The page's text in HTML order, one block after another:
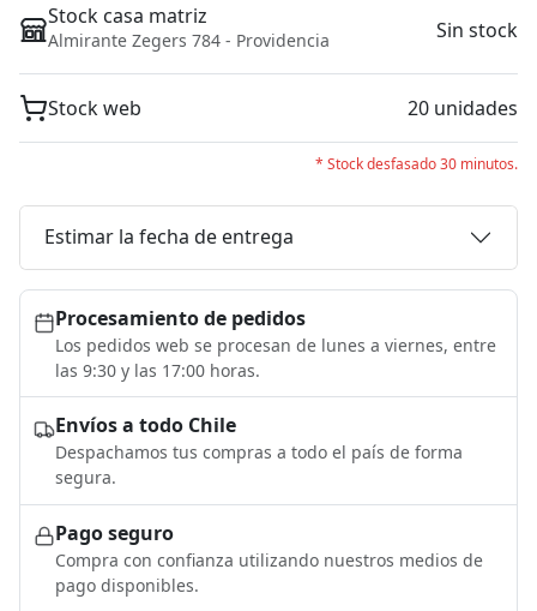
Stock casa matriz
Almirante Zegers 784 - Providencia Sin stock
Stock web 20 unidades
* Stock desfasado 30 minutos.
Estimar la fecha de entrega
Procesamiento de pedidos
Los pedidos web se procesan de lunes a viernes, entre
las 9:30 y las 17:00 horas.
Envíos a todo Chile
Despachamos tus compras a todo el país de forma
segura.
Pago seguro
Compra con confianza utilizando nuestros medios de
pago disponibles.